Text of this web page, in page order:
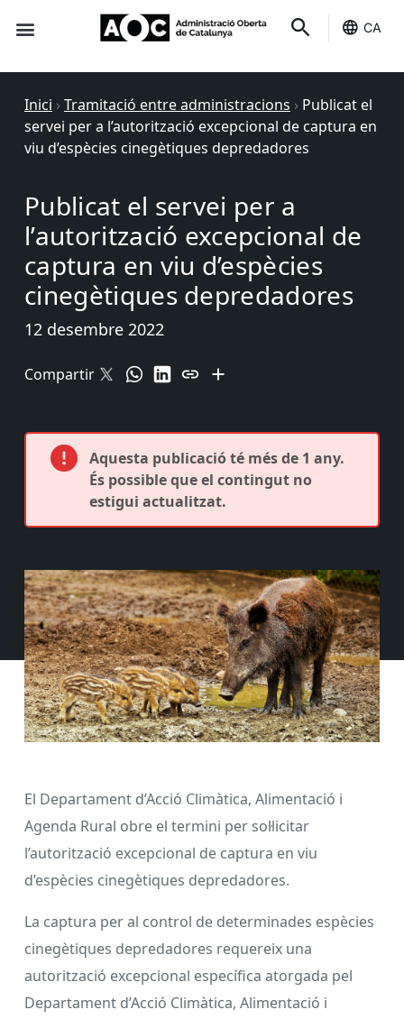
CA
Inici › Tramitació entre administracions › Publicat el
servei per a l’autorització excepcional de captura en
viu d’espècies cinegètiques depredadores
Publicat el servei per a
l’autorització excepcional de
captura en viu d’espècies
cinegètiques depredadores
12 desembre 2022
Compartir
Aquesta publicació té més de 1 any.
És possible que el contingut no
estigui actualitzat.
El Departament d’Acció Climàtica, Alimentació i
Agenda Rural obre el termini per sol·licitar
l’autorització excepcional de captura en viu
d’espècies cinegètiques depredadores.
La captura per al control de determinades espècies
cinegètiques depredadores requereix una
autorització excepcional específica atorgada pel
Departament d’Acció Climàtica, Alimentació i